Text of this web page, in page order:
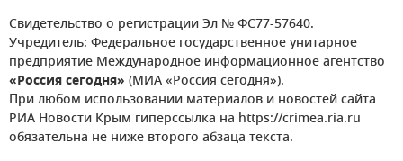
Свидетельство о регистрации Эл № ФС77-57640.
Учредитель: Федеральное государственное унитарное
предприятие Международное информационное агентство
«Россия сегодня» (МИА «Россия сегодня»).
При любом использовании материалов и новостей сайта
РИА Новости Крым гиперссылка на https://crimea.ria.ru
обязательна не ниже второго абзаца текста.